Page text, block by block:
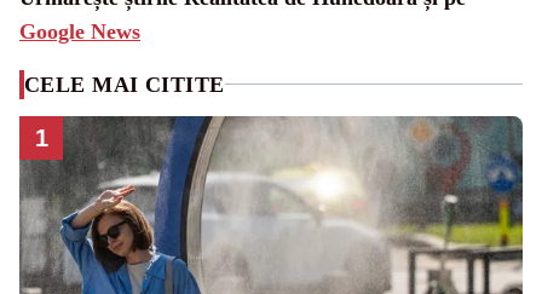
Google News
CELE MAI CITITE
1